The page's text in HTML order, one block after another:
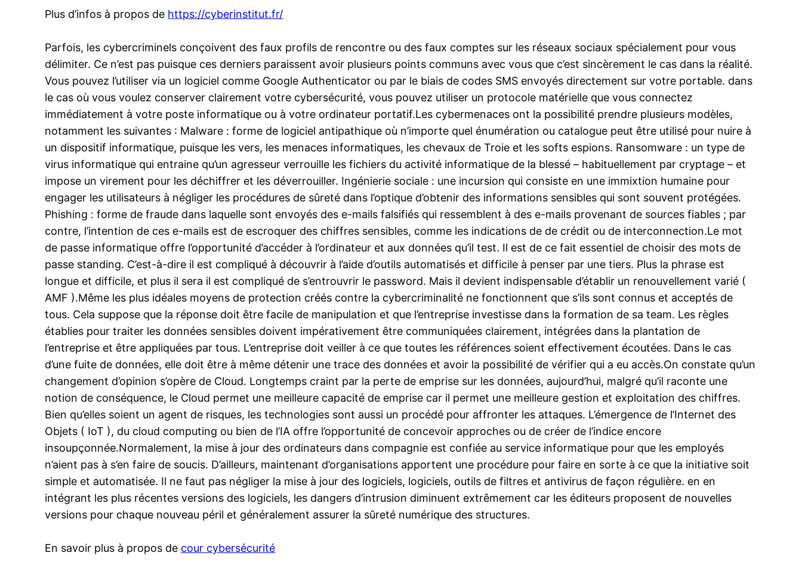
Plus d’infos à propos de https://cyberinstitut.fr/
Parfois, les cybercriminels conçoivent des faux profils de rencontre ou des faux comptes sur les réseaux sociaux spécialement pour vous
délimiter. Ce n’est pas puisque ces derniers paraissent avoir plusieurs points communs avec vous que c’est sincèrement le cas dans la réalité.
Vous pouvez l’utiliser via un logiciel comme Google Authenticator ou par le biais de codes SMS envoyés directement sur votre portable. dans
le cas où vous voulez conserver clairement votre cybersécurité, vous pouvez utiliser un protocole matérielle que vous connectez
immédiatement à votre poste informatique ou à votre ordinateur portatif.Les cybermenaces ont la possibilité prendre plusieurs modèles,
notamment les suivantes : Malware : forme de logiciel antipathique où n’importe quel énumération ou catalogue peut être utilisé pour nuire à
un dispositif informatique, puisque les vers, les menaces informatiques, les chevaux de Troie et les softs espions. Ransomware : un type de
virus informatique qui entraine qu’un agresseur verrouille les fichiers du activité informatique de la blessé – habituellement par cryptage – et
impose un virement pour les déchiffrer et les déverrouiller. Ingénierie sociale : une incursion qui consiste en une immixtion humaine pour
engager les utilisateurs à négliger les procédures de sûreté dans l’optique d’obtenir des informations sensibles qui sont souvent protégées.
Phishing : forme de fraude dans laquelle sont envoyés des e-mails falsifiés qui ressemblent à des e-mails provenant de sources fiables ; par
contre, l’intention de ces e-mails est de escroquer des chiffres sensibles, comme les indications de de crédit ou de interconnection.Le mot
de passe informatique offre l’opportunité d’accéder à l’ordinateur et aux données qu’il test. Il est de ce fait essentiel de choisir des mots de
passe standing. C’est-à-dire il est compliqué à découvrir à l’aide d’outils automatisés et difficile à penser par une tiers. Plus la phrase est
longue et difficile, et plus il sera il est compliqué de s’entrouvrir le password. Mais il devient indispensable d’établir un renouvellement varié (
AMF ).Même les plus idéales moyens de protection créés contre la cybercriminalité ne fonctionnent que s’ils sont connus et acceptés de
tous. Cela suppose que la réponse doit être facile de manipulation et que l’entreprise investisse dans la formation de sa team. Les règles
établies pour traiter les données sensibles doivent impérativement être communiquées clairement, intégrées dans la plantation de
l’entreprise et être appliquées par tous. L’entreprise doit veiller à ce que toutes les références soient effectivement écoutées. Dans le cas
d’une fuite de données, elle doit être à même détenir une trace des données et avoir la possibilité de vérifier qui a eu accès.On constate qu’un
changement d’opinion s’opère de Cloud. Longtemps craint par la perte de emprise sur les données, aujourd’hui, malgré qu’il raconte une
notion de conséquence, le Cloud permet une meilleure capacité de emprise car il permet une meilleure gestion et exploitation des chiffres.
Bien qu’elles soient un agent de risques, les technologies sont aussi un procédé pour affronter les attaques. L’émergence de l’Internet des
Objets ( IoT ), du cloud computing ou bien de l’IA offre l’opportunité de concevoir approches ou de créer de l’indice encore
insoupçonnée.Normalement, la mise à jour des ordinateurs dans compagnie est confiée au service informatique pour que les employés
n’aient pas à s’en faire de soucis. D’ailleurs, maintenant d’organisations apportent une procédure pour faire en sorte à ce que la initiative soit
simple et automatisée. Il ne faut pas négliger la mise à jour des logiciels, logiciels, outils de filtres et antivirus de façon régulière. en en
intégrant les plus récentes versions des logiciels, les dangers d’intrusion diminuent extrêmement car les éditeurs proposent de nouvelles
versions pour chaque nouveau péril et généralement assurer la sûreté numérique des structures.
En savoir plus à propos de cour cybersécurité